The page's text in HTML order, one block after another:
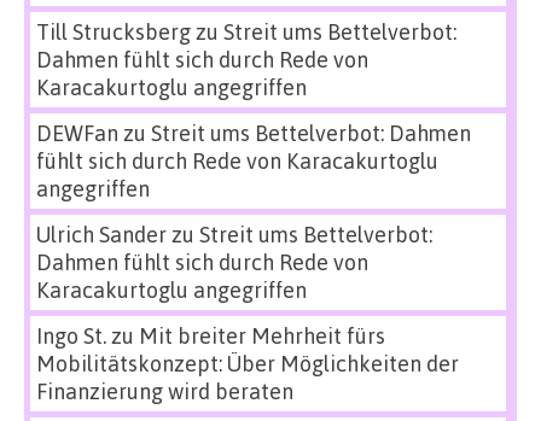
Till Strucksbergzu Streit ums Bettelverbot:
Dahmen fühlt sich durch Rede von
Karacakurtoglu angegriffen
DEWFan zu Streit ums Bettelverbot: Dahmen
fühlt sich durch Rede von Karacakurtoglu
angegriffen
Ulrich Sanderzu Streit ums Bettelverbot:
Dahmen fühlt sich durch Rede von
Karacakurtoglu angegriffen
Ingo St.zu Mit breiter Mehrheit fürs
Mobilitätskonzept: Über Möglichkeiten der
Finanzierung wird beraten